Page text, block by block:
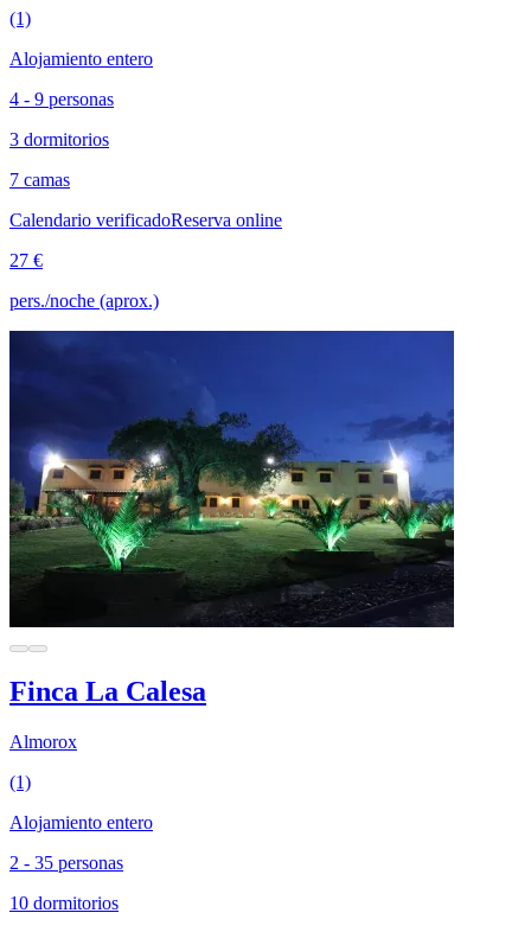
(1)
Alojamiento entero
4 - 9 personas
3 dormitorios
7 camas
Calendario verificadoReserva online
27 €
pers./noche (aprox.)
Finca La Calesa
Almorox
(1)
Alojamiento entero
2 - 35 personas
10 dormitorios